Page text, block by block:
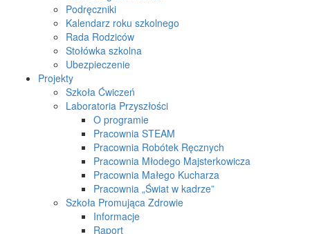
Podręczniki
Kalendarz roku szkolnego
Rada Rodziców
Stołówka szkolna
Ubezpieczenie
Projekty
Szkoła Ćwiczeń
Laboratoria Przyszłości
O programie
Pracownia STEAM
Pracownia Robótek Ręcznych
Pracownia Młodego Majsterkowicza
Pracownia Małego Kucharza
Pracownia „Świat w kadrze”
Szkoła Promująca Zdrowie
Informacje
Raport